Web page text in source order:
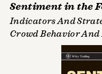
Sentiment in the
Indicators And
Crowd Behavior